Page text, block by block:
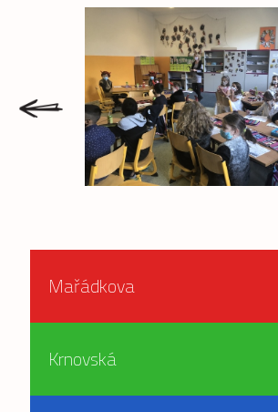
Mařádkova
Krnovská